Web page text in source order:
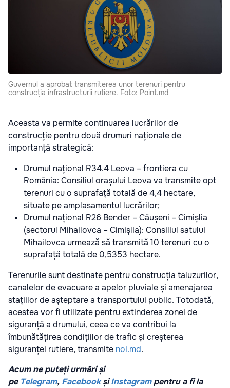
Guvernul a aprobat transmiterea unor terenuri pentru
construcția infrastructurii rutiere. Foto: Point.md
Aceasta va permite continuarea lucrărilor de
construcție pentru două drumuri naționale de
importanță strategică:
Drumul național R34.4 Leova – frontiera cu
România: Consiliul orașului Leova va transmite opt
terenuri cu o suprafață totală de 4,4 hectare,
situate pe amplasamentul lucrărilor;
Drumul național R26 Bender – Căușeni – Cimișlia
(sectorul Mihailovca – Cimișlia): Consiliul satului
Mihailovca urmează să transmită 10 terenuri cu o
suprafață totală de 0,5353 hectare.
Terenurile sunt destinate pentru construcția taluzurilor,
canalelor de evacuare a apelor pluviale și amenajarea
stațiilor de așteptare a transportului public. Totodată,
acestea vor fi utilizate pentru extinderea zonei de
siguranță a drumului, ceea ce va contribui la
îmbunătățirea condițiilor de trafic și creșterea
siguranței rutiere, transmite noi.md.
Acum ne puteți urmări și
pe Telegram, FacebookșiInstagrampentru a fi la